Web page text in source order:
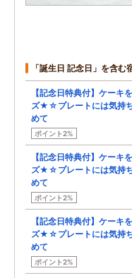
「誕生日 記念日」を含む
【記念日特典付】ケーキ
ズ★☆プレートには気持
めて
ポイント2%
【記念日特典付】ケーキ
ズ★☆プレートには気持
めて
ポイント2%
【記念日特典付】ケーキ
ズ★☆プレートには気持
めて
ポイント2%